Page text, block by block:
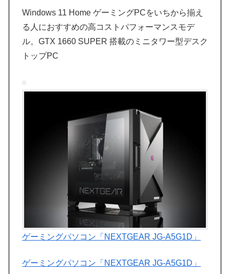
Windows 11 Home ゲーミングPCをいちから揃え
る人におすすめの高コストパフォーマンスモデ
ル。GTX 1660 SUPER 搭載のミニタワー型デスク
トップPC
ゲーミングパソコン「NEXTGEAR JG-A5G1D」
ゲーミングパソコン「NEXTGEAR JG-A5G1D」